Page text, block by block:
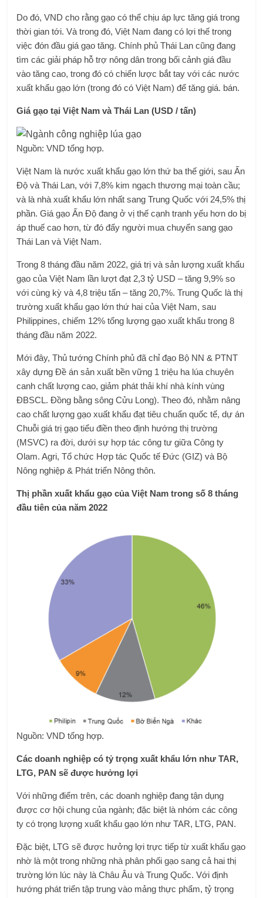
Do đó, VND cho rằng gạo có thể chịu áp lực tăng giá trong
thời gian tới. Và trong đó, Việt Nam đang có lợi thế trong
việc đón đầu giá gạo tăng. Chính phủ Thái Lan cũng đang
tìm các giải pháp hỗ trợ nông dân trong bối cảnh giá đầu
vào tăng cao, trong đó có chiến lược bắt tay với các nước
xuất khẩu gạo lớn (trong đó có Việt Nam) để tăng giá. bán.
Giá gạo tại Việt Nam và Thái Lan (USD / tấn)
Nguồn: VND tổng hợp.
Việt Nam là nước xuất khẩu gạo lớn thứ ba thế giới, sau Ấn
Độ và Thái Lan, với 7,8% kim ngạch thương mại toàn cầu;
và là nhà xuất khẩu lớn nhất sang Trung Quốc với 24,5% thị
phần. Giá gạo Ấn Độ đang ở vị thế cạnh tranh yếu hơn do bị
áp thuế cao hơn, từ đó đẩy người mua chuyển sang gạo
Thái Lan và Việt Nam.
Trong 8 tháng đầu năm 2022, giá trị và sản lượng xuất khẩu
gạo của Việt Nam lần lượt đạt 2,3 tỷ USD – tăng 9,9% so
với cùng kỳ và 4,8 triệu tấn – tăng 20,7%. Trung Quốc là thị
trường xuất khẩu gạo lớn thứ hai của Việt Nam, sau
Philippines, chiếm 12% tổng lượng gạo xuất khẩu trong 8
tháng đầu năm 2022.
Mới đây, Thủ tướng Chính phủ đã chỉ đạo Bộ NN & PTNT
xây dựng Đề án sản xuất bền vững 1 triệu ha lúa chuyên
canh chất lượng cao, giảm phát thải khí nhà kính vùng
ĐBSCL. Đồng bằng sông Cửu Long). Theo đó, nhằm nâng
cao chất lượng gạo xuất khẩu đạt tiêu chuẩn quốc tế, dự án
Chuỗi giá trị gạo tiểu điền theo định hướng thị trường
(MSVC) ra đời, dưới sự hợp tác công tư giữa Công ty
Olam. Agri, Tổ chức Hợp tác Quốc tế Đức (GIZ) và Bộ
Nông nghiệp & Phát triển Nông thôn.
Thị phần xuất khẩu gạo của Việt Nam trong số 8 tháng
đầu tiên của năm 2022
Nguồn: VND tổng hợp.
Các doanh nghiệp có tỷ trọng xuất khẩu lớn như TAR,
LTG, PAN sẽ được hưởng lợi
Với những điểm trên, các doanh nghiệp đang tận dụng
được cơ hội chung của ngành; đặc biệt là nhóm các công
ty có trọng lượng xuất khẩu gạo lớn như TAR, LTG, PAN.
Đặc biệt, LTG sẽ được hưởng lợi trực tiếp từ xuất khẩu gạo
nhờ là một trong những nhà phân phối gạo sang cả hai thị
trường lớn lúc này là Châu Âu và Trung Quốc. Với định
hướng phát triển tập trung vào mảng thực phẩm, tỷ trọng